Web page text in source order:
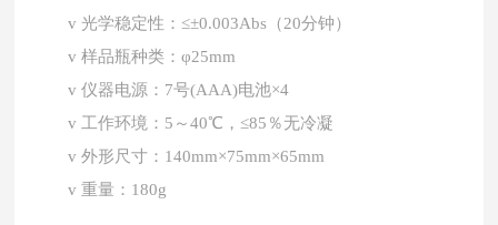
v 光学稳定性：≤±0.003Abs（20分钟）
v 样品瓶种类：φ25mm
v 仪器电源：7号(AAA)电池×4
v 工作环境：5～40℃，≤85％无冷凝
v 外形尺寸：140mm×75mm×65mm
v 重量：180g